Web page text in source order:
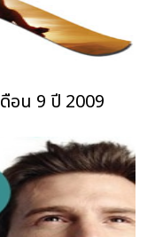
อน 9 ปี 2009